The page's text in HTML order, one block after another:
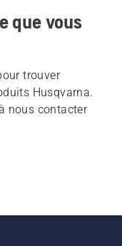
que vous
trouver
Husqvarna.
nous contacter